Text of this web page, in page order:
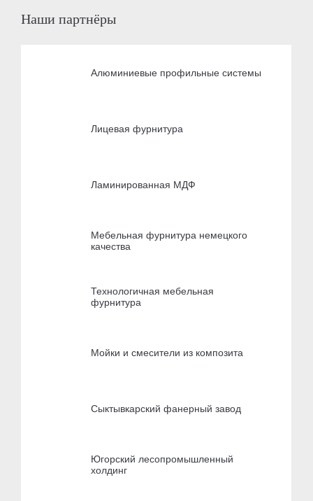
Наши партнёры
Алюминиевые профильные системы
Лицевая фурнитура
Ламинированная МДФ
Мебельная фурнитура немецкого
качества
Технологичная мебельная
фурнитура
Мойки и смесители из композита
Сыктывкарский фанерный завод
Югорский лесопромышленный
холдинг